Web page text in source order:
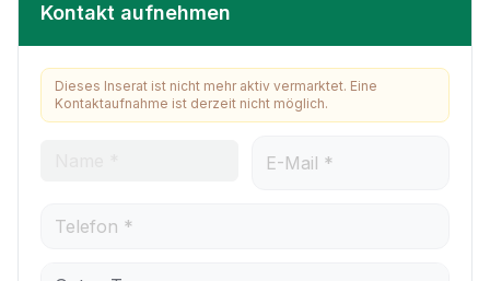
Kontakt aufnehmen
Dieses Inserat ist nicht mehr aktiv vermarktet. Eine
Kontaktaufnahme ist derzeit nicht möglich.